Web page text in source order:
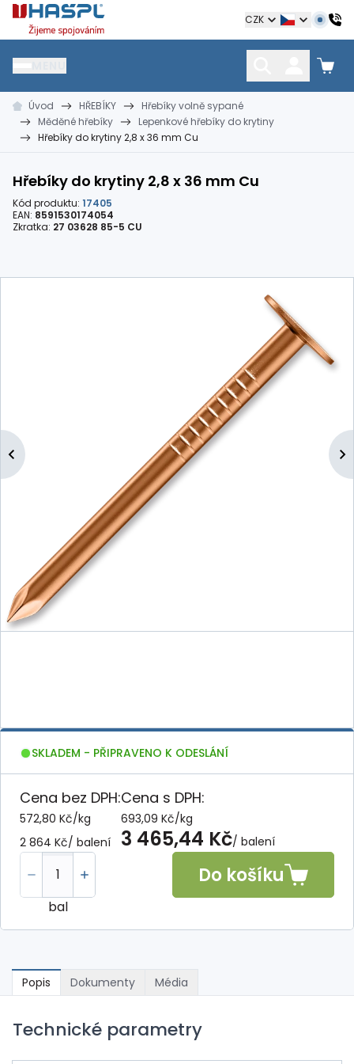
Hašpl CZK
HŘEBÍKY
kramle
SPOJOVACÍ MATERIÁL
vruty, šrouby, matice
KOTEVNÍ TECHNIKA
hmoždinky, napínáky
Úvod HŘEBÍKY
Hřebíky volně sypané
Měděné hřebíky
Lepenkové hřebíky do krytiny
Hřebíky do krytiny 2,8 x 36 mm Cu
Hřebíky do krytiny 2,8 x 36 mm Cu
Kód produktu: 17405
EAN: 8591530174054
Zkratka: 27 03628 85-5 CU
SKLADEM - PŘIPRAVENO K ODESLÁNÍ
Cena bez DPH:
572,80 Kč/kg
2 864 Kč/ balení
Cena s DPH:
693,09 Kč/kg
3 465,44 Kč/ balení
bal
Do košíku
Popis Dokumenty Média
Technické parametry